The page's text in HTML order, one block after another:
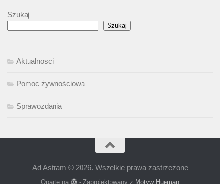
Szukaj
Szukaj
Aktualnosci
Pomoc żywnościowa
Sprawozdania
Ad Astram © 2026. Wszelkie prawa zastrzeżone
Oparte na - Zaprojektowany z Motyw Hueman